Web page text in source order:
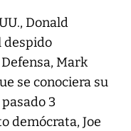
Donald
despido
Mark
se conociera su
3
demócrata, Joe